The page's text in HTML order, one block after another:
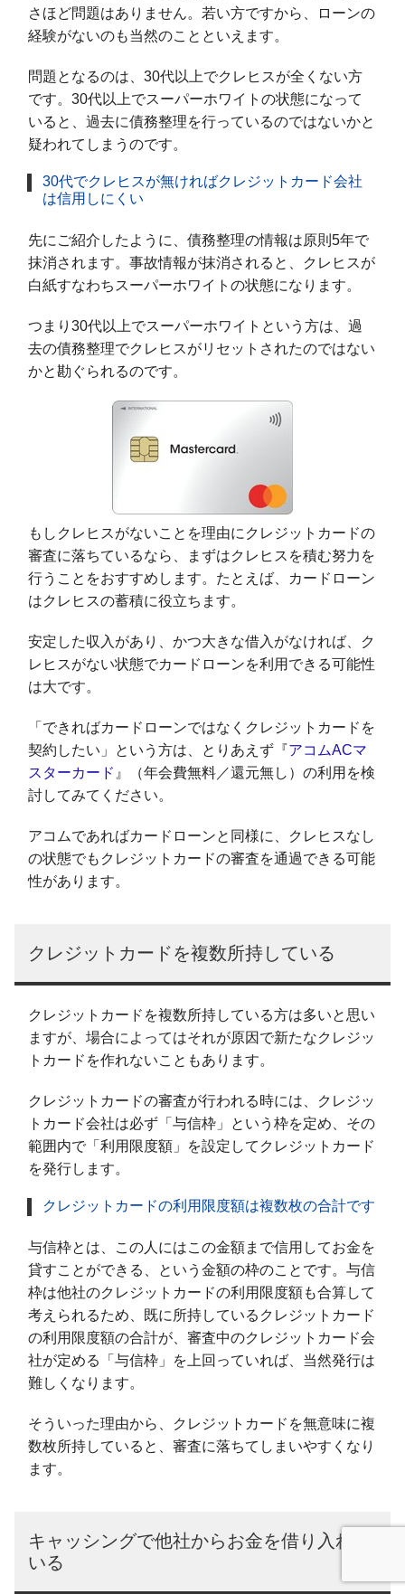
さほど問題はありません。若い方ですから、ローンの
経験がないのも当然のことといえます。
問題となるのは、30代以上でクレヒスが全くない方
です。30代以上でスーパーホワイトの状態になって
いると、過去に債務整理を行っているのではないかと
疑われてしまうのです。
30代でクレヒスが無ければクレジットカード会社
は信用しにくい
先にご紹介したように、債務整理の情報は原則5年で
抹消されます。事故情報が抹消されると、クレヒスが
白紙すなわちスーパーホワイトの状態になります。
つまり30代以上でスーパーホワイトという方は、過
去の債務整理でクレヒスがリセットされたのではない
かと勘ぐられるのです。
もしクレヒスがないことを理由にクレジットカードの
審査に落ちているなら、まずはクレヒスを積む努力を
行うことをおすすめします。たとえば、カードローン
はクレヒスの蓄積に役立ちます。
安定した収入があり、かつ大きな借入がなければ、ク
レヒスがない状態でカードローンを利用できる可能性
は大です。
「できればカードローンではなくクレジットカードを
契約したい」という方は、とりあえず『アコムACマ
スターカード 』（年会費無料／還元無し）の利用を検
討してみてください。
アコムであればカードローンと同様に、クレヒスなし
の状態でもクレジットカードの審査を通過できる可能
性があります。
クレジットカードを複数所持している
クレジットカードを複数所持している方は多いと思い
ますが、場合によってはそれが原因で新たなクレジッ
トカードを作れないこともあります。
クレジットカードの審査が行われる時には、クレジッ
トカード会社は必ず「与信枠」という枠を定め、その
範囲内で「利用限度額」を設定してクレジットカード
を発行します。
クレジットカードの利用限度額は複数枚の合計です
与信枠とは、この人にはこの金額まで信用してお金を
貸すことができる、という金額の枠のことです。与信
枠は他社のクレジットカードの利用限度額も合算して
考えられるため、既に所持しているクレジットカード
の利用限度額の合計が、審査中のクレジットカード会
社が定める「与信枠」を上回っていれば、当然発行は
難しくなります。
そういった理由から、クレジットカードを無意味に複
数枚所持していると、審査に落ちてしまいやすくなり
ます。
キャッシングで他社からお金を借り入れて
いる